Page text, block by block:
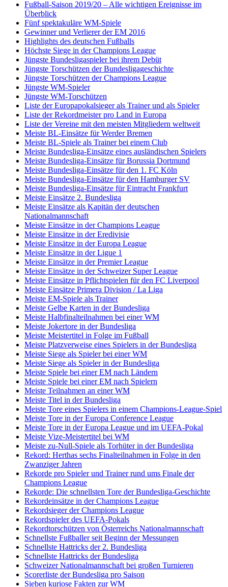
Fußball-Saison 2019/20 – Alle wichtigen Ereignisse im
Überblick
Fünf spektakuläre WM-Spiele
Gewinner und Verlierer der EM 2016
Highlights des deutschen Fußballs
Höchste Siege in der Champions League
Jüngste Bundesligaspieler bei ihrem Debüt
Jüngste Torschützen der Bundesligageschichte
Jüngste Torschützen der Champions League
Jüngste WM-Spieler
Jüngste WM-Torschützen
Liste der Europapokalsieger als Trainer und als Spieler
Liste der Rekordmeister pro Land in Europa
Liste der Vereine mit den meisten Mitgliedern weltweit
Meiste BL-Einsätze für Werder Bremen
Meiste BL-Spiele als Trainer bei einem Club
Meiste Bundesliga-Einsätze eines ausländischen Spielers
Meiste Bundesliga-Einsätze für Borussia Dortmund
Meiste Bundesliga-Einsätze für den 1. FC Köln
Meiste Bundesliga-Einsätze für den Hamburger SV
Meiste Bundesliga-Einsätze für Eintracht Frankfurt
Meiste Einsätze 2. Bundesliga
Meiste Einsätze als Kapitän der deutschen
Nationalmannschaft
Meiste Einsätze in der Champions League
Meiste Einsätze in der Eredivisie
Meiste Einsätze in der Europa League
Meiste Einsätze in der Ligue 1
Meiste Einsätze in der Premier League
Meiste Einsätze in der Schweizer Super League
Meiste Einsätze in Pflichtspielen für den FC Liverpool
Meiste Einsätze Primera Division / La Liga
Meiste EM-Spiele als Trainer
Meiste Gelbe Karten in der Bundesliga
Meiste Halbfinalteilnahmen bei einer WM
Meiste Jokertore in der Bundesliga
Meiste Meistertitel in Folge im Fußball
Meiste Platzverweise eines Spielers in der Bundesliga
Meiste Siege als Spieler bei einer WM
Meiste Siege als Spieler in der Bundesliga
Meiste Spiele bei einer EM nach Ländern
Meiste Spiele bei einer EM nach Spielern
Meiste Teilnahmen an einer WM
Meiste Titel in der Bundesliga
Meiste Tore eines Spielers in einem Champions-League-Spiel
Meiste Tore in der Europa Conference League
Meiste Tore in der Europa League und im UEFA-Pokal
Meiste Vize-Meistertitel bei WM
Meiste zu-Null-Spiele als Torhüter in der Bundesliga
Rekord: Herthas sechs Finalteilnahmen in Folge in den
Zwanziger Jahren
Rekorde pro Spieler und Trainer rund ums Finale der
Champions League
Rekorde: Die schnellsten Tore der Bundesliga-Geschichte
Rekordeinsätze in der Champions League
Rekordsieger der Champions League
Rekordspieler des UEFA-Pokals
Rekordtorschützen von Österreichs Nationalmannschaft
Schnellste Fußballer seit Beginn der Messungen
Schnellste Hattricks der 2. Bundesliga
Schnellste Hattricks der Bundesliga
Schweizer Nationalmannschaft bei großen Turnieren
Scorerliste der Bundesliga pro Saison
Sieben kuriose Fakten zur WM